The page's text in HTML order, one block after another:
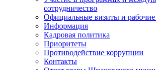
сотрудничество
Официальные визиты и рабочие
Информация
Кадровая политика
Приоритеты
Противодействие коррупции
Контакты